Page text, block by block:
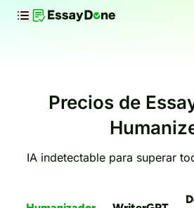
Precios de
IA indetectable para superar